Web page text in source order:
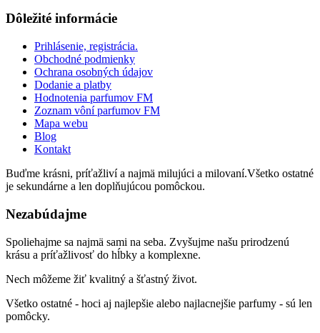
Dôležité informácie
Prihlásenie, registrácia.
Obchodné podmienky
Ochrana osobných údajov
Dodanie a platby
Hodnotenia parfumov FM
Zoznam vôní parfumov FM
Mapa webu
Blog
Kontakt
Buďme krásni, príťažliví a najmä milujúci a milovaní.Všetko ostatné
je sekundárne a len doplňujúcou pomôckou.
Nezabúdajme
Spoliehajme sa najmä sami na seba. Zvyšujme našu prirodzenú
krásu a príťažlivosť do hĺbky a komplexne.
Nech môžeme žiť kvalitný a šťastný život.
Všetko ostatné - hoci aj najlepšie alebo najlacnejšie parfumy - sú len
pomôcky.